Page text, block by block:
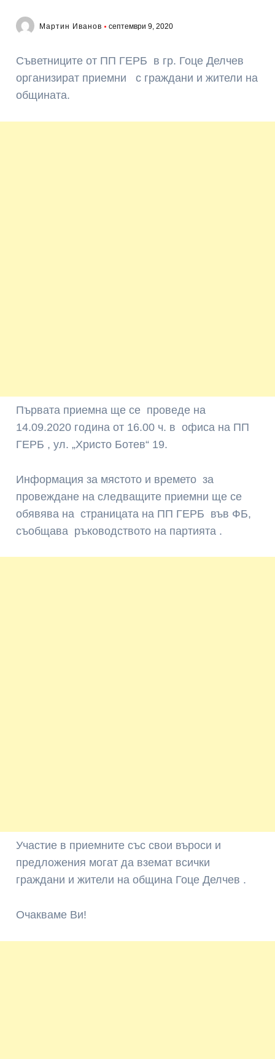
Мартин Иванов септември 9, 2020
Съветниците от ПП ГЕРБ в гр. Гоце Делчев
организират приемни с граждани и жители на
общината.
Първата приемна ще се проведе на
14.09.2020 година от 16.00 ч. в офиса на ПП
ГЕРБ , ул. „Христо Ботев“ 19.
Информация за мястото и времето за
провеждане на следващите приемни ще се
обявява на страницата на ПП ГЕРБ във ФБ,
съобщава ръководството на партията .
Участие в приемните със свои въроси и
предложения могат да вземат всички
граждани и жители на община Гоце Делчев .
Очакваме Ви!